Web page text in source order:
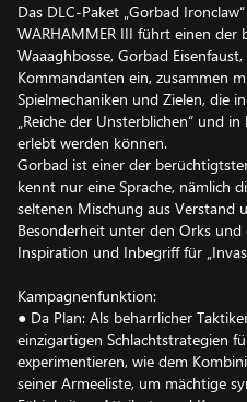
Das DLC-Paket „Gorbad
WARHAMMER III führt einen der
Waaaghbosse, Gorbad
Kommandanten ein, zusammen
Spielmechaniken und Zielen, die
„Reiche der Unsterblichen“ und
erlebt werden können.
Gorbad ist einer der
kennt nur eine Sprache, nämlich
seltenen Mischung aus Verstand
Besonderheit unter den Orks
Inspiration und Inbegriff für
Kampagnenfunktion:
● Da Plan: Als beharrlicher
einzigartigen Schlachtstrategien
experimentieren, wie dem
seiner Armeeliste, um mächtige